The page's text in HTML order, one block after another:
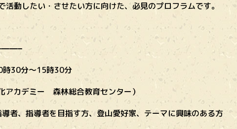
動したい・させたい方に向けた、必見のプロフラムです。
時30分～15時30分
アカデミー 森林総合教育センター）
者、指導者を目指す方、登山愛好家、テーマに興味のある方